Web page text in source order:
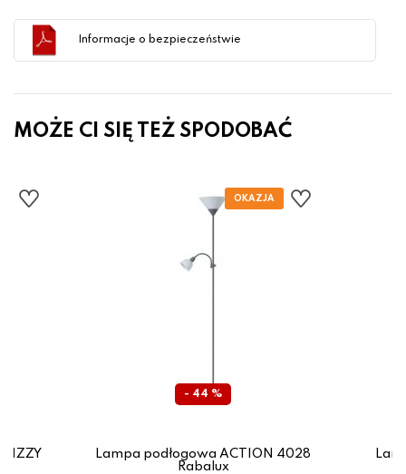
Informacje o bezpieczeństwie
MOŻE CI SIĘ TEŻ SPODOBAĆ
- 44 %
Lampa podłogowa ACTION 4028
Rabalux